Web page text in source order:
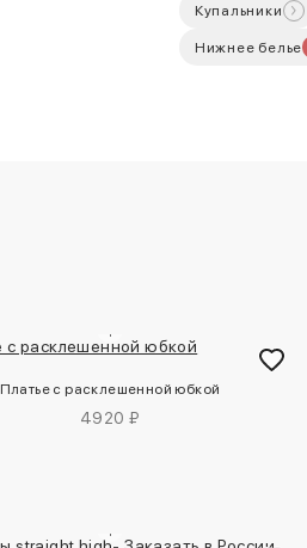
Купальники
Нижнее белье
Платье с расклешенной юбкой
4920 ₽